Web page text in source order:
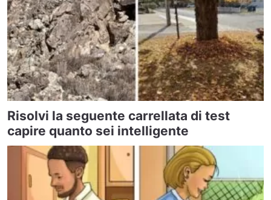
Risolvi la seguente carrellata di test
capire quanto sei intelligente